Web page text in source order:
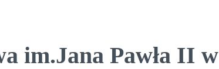
im.Jana Pawła II w